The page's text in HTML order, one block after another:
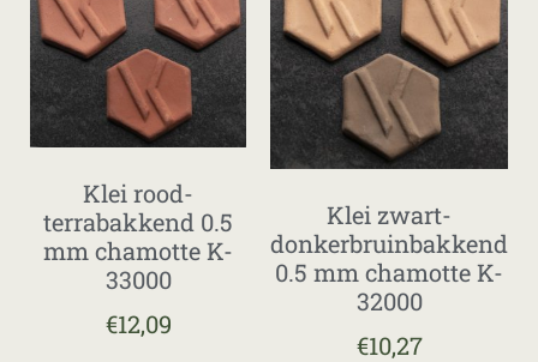
Klei rood-
terrabakkend 0.5
mm chamotte K-
33000
€12,09
Klei zwart-
donkerbruinbakkend
0.5 mm chamotte K-
32000
€10,27